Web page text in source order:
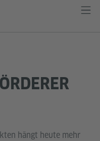
hängt heute mehr